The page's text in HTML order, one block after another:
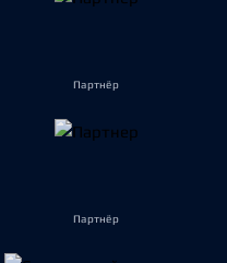
Партнёр
Партнёр